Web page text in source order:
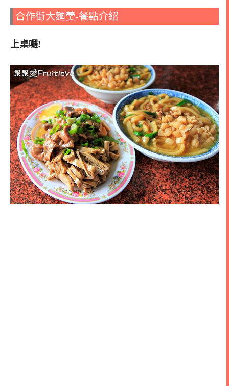
合作街大麵羹-餐點介紹
上桌囉!